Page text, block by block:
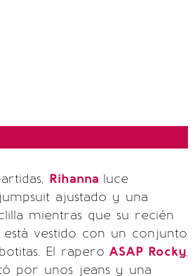
Rihanna luce
ajustado y una
mientras que su recién
está vestido con un conjunto
El rapero ASAP Rocky,
por unos jeans y una